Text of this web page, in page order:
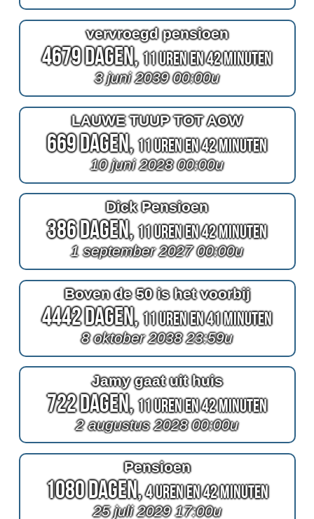
vervroegd pensioen
4679 Dagen,11 Uren en 42 Minuten
3 juni 2039 00:00u
LAUWE TUUP TOT AOW
669 Dagen,11 Uren en 42 Minuten
10 juni 2028 00:00u
Dick Pensioen
386 Dagen,11 Uren en 42 Minuten
1 september 2027 00:00u
Boven de 50 is het voorbij
4442 Dagen,11 Uren en 41 Minuten
8 oktober 2038 23:59u
Jamy gaat uit huis
722 Dagen,11 Uren en 42 Minuten
2 augustus 2028 00:00u
Pensioen
1080 Dagen,4 Uren en 42 Minuten
25 juli 2029 17:00u